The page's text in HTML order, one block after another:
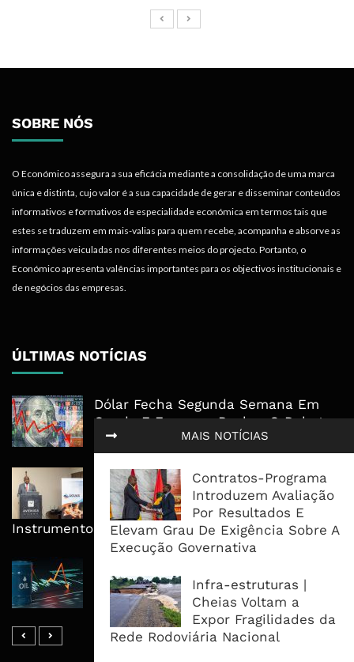
MAIS NOTÍCIAS
Contratos-Programa
Introduzem Avaliação
Por Resultados E
Elevam Grau De Exigência Sobre A
Execução Governativa
Infra-estruturas |
Cheias Voltam a
Expor Fragilidades da
Rede Rodoviária Nacional
SOBRE NÓS
O Económico assegura a sua eficácia mediante a consolidação de uma marca
única e distinta, cujo valor é a sua capacidade de gerar e disseminar conteúdos
informativos e formativos de especialidade económica em termos tais que
estes se traduzem em mais-valias para quem recebe, acompanha e absorve as
informações veiculadas nos diferentes meios do projecto. Portanto, o
Económico apresenta valências importantes para os objectivos institucionais e
de negócios das empresas.
ÚLTIMAS NOTÍCIAS
Dólar Fecha Segunda Semana Em
Queda E Emprego Reabre O Debate
Sobre Os Juros Da ...
AdeM Quer Escalar Fundo
Revolvente Para Transformar
Ligações Domiciliárias Em
Instrumento De Inclusão
Queda, Mas Hormuz Mantém O
Mercado Longe Da Normalidade